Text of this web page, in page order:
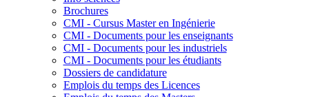
Brochures
CMI - Cursus Master en Ingénierie
CMI - Documents pour les enseignants
CMI - Documents pour les industriels
CMI - Documents pour les étudiants
Dossiers de candidature
Emplois du temps des Licences